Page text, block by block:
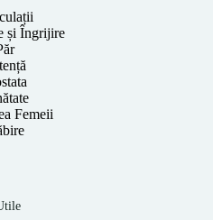
și Îngrijire
Femeii